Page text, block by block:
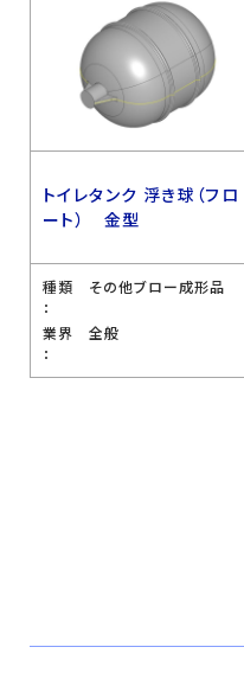
トイレタンク 浮き球（フロ
ート） 金型
種類
：
その他ブロー成形品
業界
：
全般